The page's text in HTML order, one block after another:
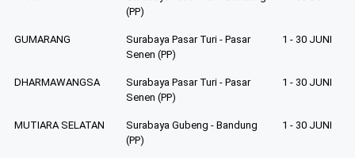
(PP)
GUMARANG
Surabaya Pasar Turi - Pasar
Senen (PP)
1 - 30 JUNI
DHARMAWANGSA
Surabaya Pasar Turi - Pasar
Senen (PP)
1 - 30 JUNI
MUTIARA SELATAN
Surabaya Gubeng - Bandung
(PP)
1 - 30 JUNI